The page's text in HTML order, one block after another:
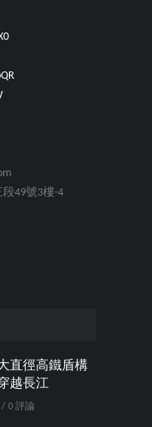
49號3樓-4
直徑高鐵盾構
越長江
/ 0 評論